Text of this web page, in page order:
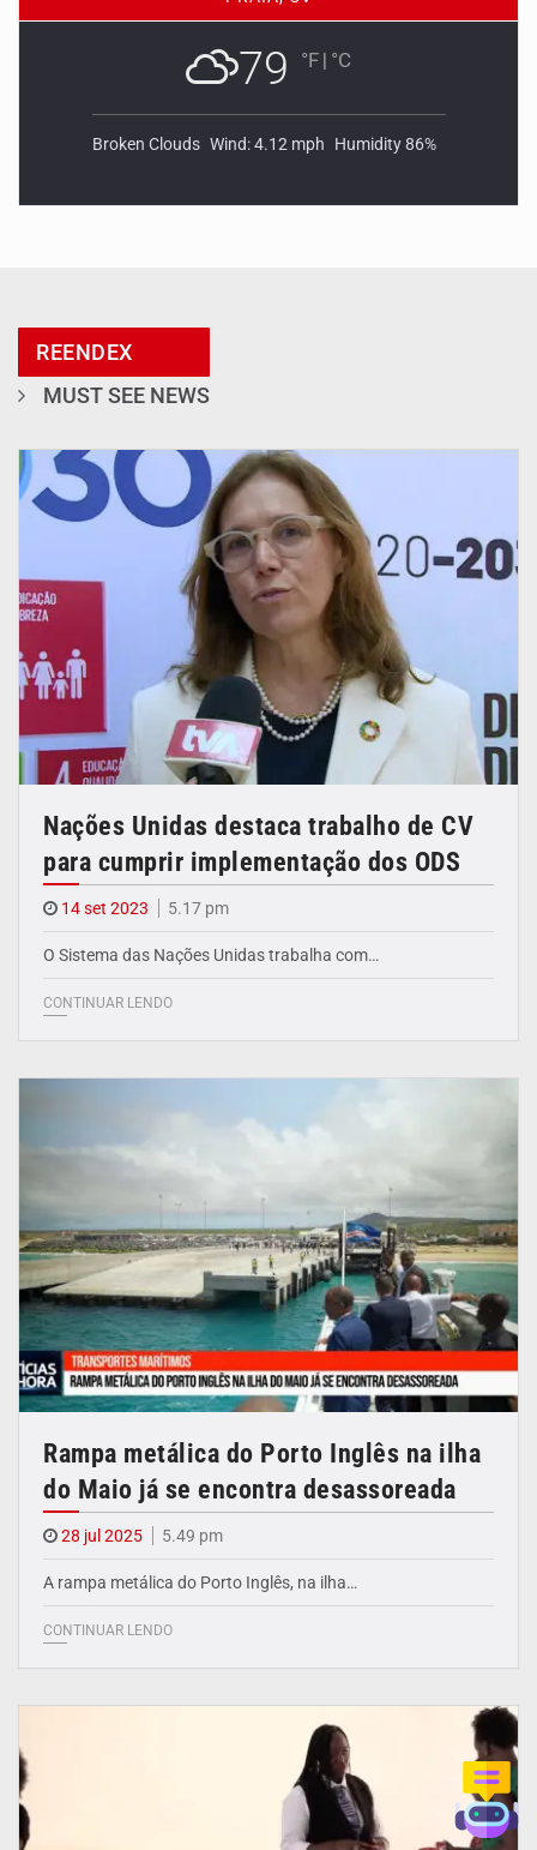
79 °F | °C
Broken Clouds Wind: 4.12 mph Humidity 86%
REENDEX
MUST SEE NEWS
Nações Unidas destaca trabalho de CV
para cumprir implementação dos ODS
14 set 2023 5.17 pm
O Sistema das Nações Unidas trabalha com…
CONTINUAR LENDO
Rampa metálica do Porto Inglês na ilha
do Maio já se encontra desassoreada
28 jul 2025 5.49 pm
A rampa metálica do Porto Inglês, na ilha…
CONTINUAR LENDO